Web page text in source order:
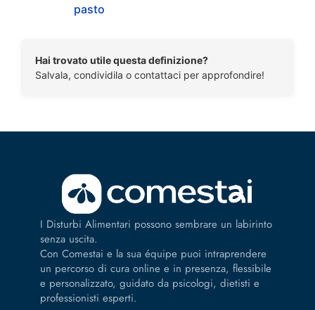
pasto
Hai trovato utile questa definizione?
Salvala, condividila o contattaci per approfondire!
I Disturbi Alimentari possono sembrare un labirinto
senza uscita.
Con Comestai e la sua équipe puoi intraprendere
un percorso di cura online e in presenza, flessibile
e personalizzato, guidato da psicologi, dietisti e
professionisti esperti.